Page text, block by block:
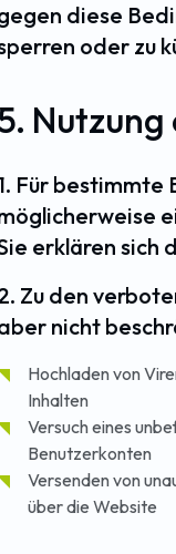
diese
oder zu
Für
erklären sich
Zu den
nicht
Hochladen von
Inhalten
Versuch eines
Benutzerkonten
Versenden von
über die Website